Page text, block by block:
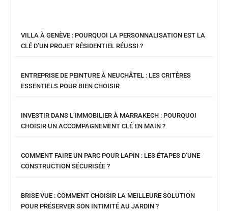
VILLA À GENÈVE : POURQUOI LA PERSONNALISATION EST LA
CLÉ D’UN PROJET RÉSIDENTIEL RÉUSSI ?
ENTREPRISE DE PEINTURE À NEUCHÂTEL : LES CRITÈRES
ESSENTIELS POUR BIEN CHOISIR
INVESTIR DANS L’IMMOBILIER À MARRAKECH : POURQUOI
CHOISIR UN ACCOMPAGNEMENT CLÉ EN MAIN ?
COMMENT FAIRE UN PARC POUR LAPIN : LES ÉTAPES D’UNE
CONSTRUCTION SÉCURISÉE ?
BRISE VUE : COMMENT CHOISIR LA MEILLEURE SOLUTION
POUR PRÉSERVER SON INTIMITÉ AU JARDIN ?